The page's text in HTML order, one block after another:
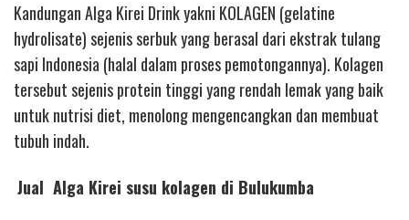
Kandungan Alga Kirei Drink yakni KOLAGEN (gelatine
hydrolisate) sejenis serbuk yang berasal dari ekstrak tulang
sapi Indonesia (halal dalam proses pemotongannya). Kolagen
tersebut sejenis protein tinggi yang rendah lemak yang baik
untuk nutrisi diet, menolong mengencangkan dan membuat
tubuh indah.
Jual Alga Kirei susu kolagen di Bulukumba